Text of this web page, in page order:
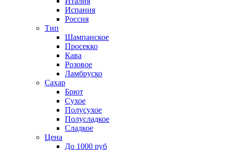
Испания
Россия
Тип
Шампанское
Просекко
Кава
Розовое
Ламбруско
Сахар
Брют
Сухое
Полусухое
Полусладкое
Сладкое
Цена
До 1000 руб